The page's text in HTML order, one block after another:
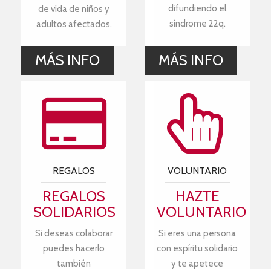
de vida de niños y
adultos afectados.
MÁS INFO
difundiendo el
síndrome 22q.
MÁS INFO
REGALOS
REGALOS
SOLIDARIOS
Si deseas colaborar
puedes hacerlo
también
VOLUNTARIO
HAZTE
VOLUNTARIO
Si eres una persona
con espíritu solidario
y te apetece